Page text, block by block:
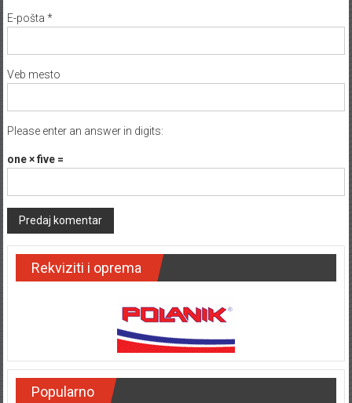
E-pošta *
Veb mesto
Please enter an answer in digits:
one × five =
Rekviziti i oprema
Popularno